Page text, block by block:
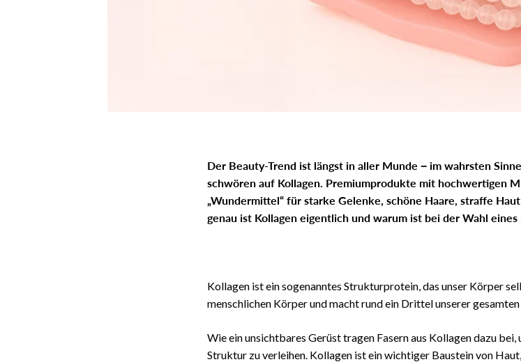
Der Beauty-Trend ist längst in aller Munde − im wahrsten
schwören auf Kollagen. Premiumprodukte mit hochwertigen
„Wundermittel“ für starke Gelenke, schöne Haare, straffe
genau ist Kollagen eigentlich und warum ist bei der Wahl
Kollagen ist ein sogenanntes Strukturprotein, das unser Körper
menschlichen Körper und macht rund ein Drittel unserer gesamten
Wie ein unsichtbares Gerüst tragen Fasern aus Kollagen dazu
Struktur zu verleihen. Kollagen ist ein wichtiger Baustein von